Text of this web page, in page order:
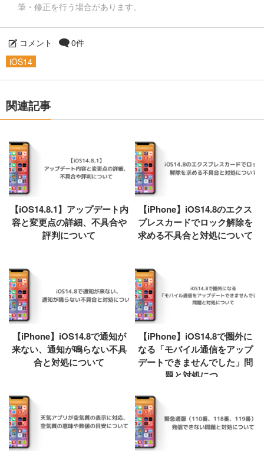
筆・修正を行う場合があります。
コメント
0件
iOS14
関連記事
【iOS14.8.1】アップデート内
容と変更点の詳細、不具合や
評判について
【iPhone】iOS14.8のエクス
プレスカードでロック解除を
求める不具合と対処について
【iPhone】iOS14.8で通知が
来ない、通知が鳴らない不具
合と対処について
【iPhone】iOS14.8で圏外に
なる「モバイル通信をアップ
デートできませんでした」問
題と対処につ...